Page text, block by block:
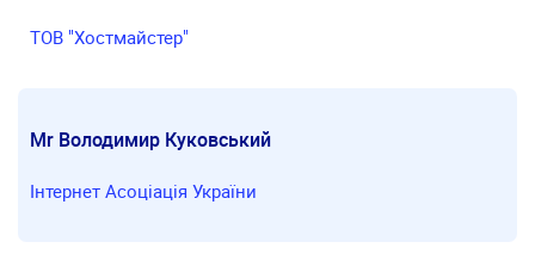
ТОВ "Хостмайстер"
Mr Володимир Куковський
Інтернет Асоціація України